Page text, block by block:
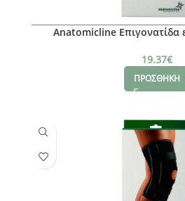
Anatomicline Επιγονατίδα
19.37€
ΠΡΟΣΘΗΚΗ